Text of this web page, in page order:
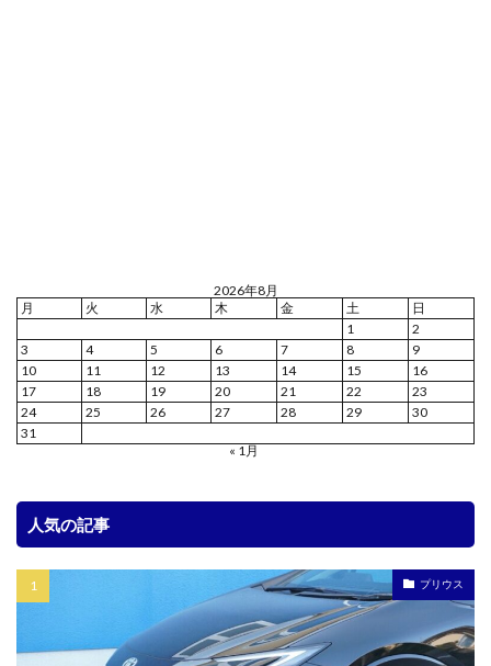
2026年8月
月
火 水 木 金 土
日
1
2
3
4 5 6 7 8
9
10
11 12 13 14 15
16
17
18 19 20 21 22
23
24
25 26 27 28 29
30
31
« 1月
人気の記事
プリウス